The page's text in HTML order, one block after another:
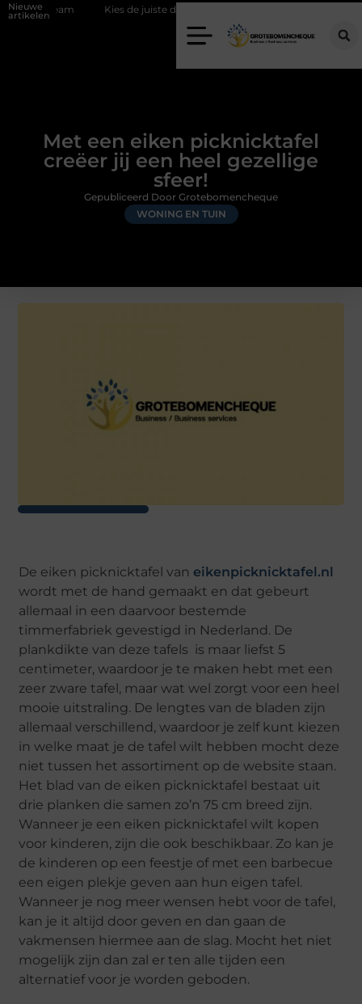
Nieuwe
artikelenKies de juiste diamantboor voor uw project
Met een eiken picknicktafel
creëer jij een heel gezellige
sfeer!
WONING EN TUIN
Gepubliceerd Door Grotebomencheque
De eiken picknicktafel vaneikenpicknicktafel.nl
wordt met de hand gemaakt en dat gebeurt
allemaal in een daarvoor bestemde
timmerfabriek gevestigd in Nederland. De
plankdikte van deze tafels is maar liefst 5
centimeter, waardoor je te maken hebt met een
zeer zware tafel, maar wat wel zorgt voor een heel
mooie uitstraling. De lengtes van de bladen zijn
allemaal verschillend, waardoor je zelf kunt kiezen
in welke maat je de tafel wilt hebben mocht deze
niet tussen het assortiment op de website staan.
Het blad van de eiken picknicktafel bestaat uit
drie planken die samen zo’n 75 cm breed zijn.
Wanneer je een eiken picknicktafel wilt kopen
voor kinderen, zijn die ook beschikbaar. Zo kan je
de kinderen op een feestje of met een barbecue
een eigen plekje geven aan hun eigen tafel.
Wanneer je nog meer wensen hebt voor de tafel,
kan je it altijd door geven en dan gaan de
vakmensen hiermee aan de slag. Mocht het niet
mogelijk zijn dan zal er ten alle tijden een
alternatief voor je worden geboden.